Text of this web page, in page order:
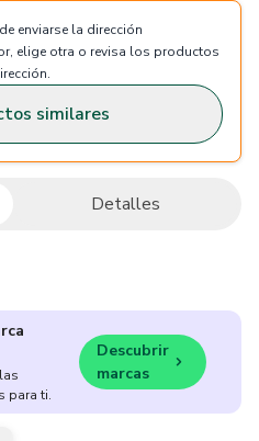
enviarse la dirección
elige otra o revisa los productos
similares
Detalles
para ti.
Descubrir
marcas